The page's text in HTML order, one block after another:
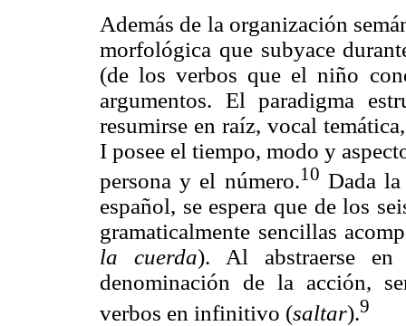
Además de la organización
morfológica que subyace
(de los verbos que el niño
argumentos. El paradigma
resumirse en raíz, vocal
I posee el tiempo, modo y
persona y el número.10 Dada
español, se espera que de los
gramaticalmente sencillas
la cuerda). Al abstraerse
denominación de la acción,
verbos en infinitivo (saltar).9